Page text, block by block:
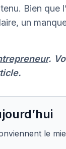
Bien que
un
.
le